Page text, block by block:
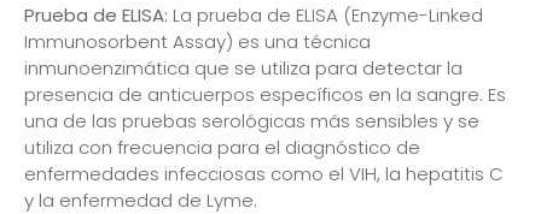
Prueba de ELISA: La prueba de ELISA (Enzyme-Linked
Immunosorbent Assay) es una técnica
inmunoenzimática que se utiliza para detectar la
presencia de anticuerpos específicos en la sangre. Es
una de las pruebas serológicas más sensibles y se
utiliza con frecuencia para el diagnóstico de
enfermedades infecciosas como el VIH, la hepatitis C
y la enfermedad de Lyme.